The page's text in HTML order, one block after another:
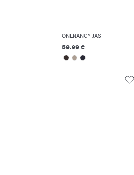
ONLNANCY JAS
59.99 €